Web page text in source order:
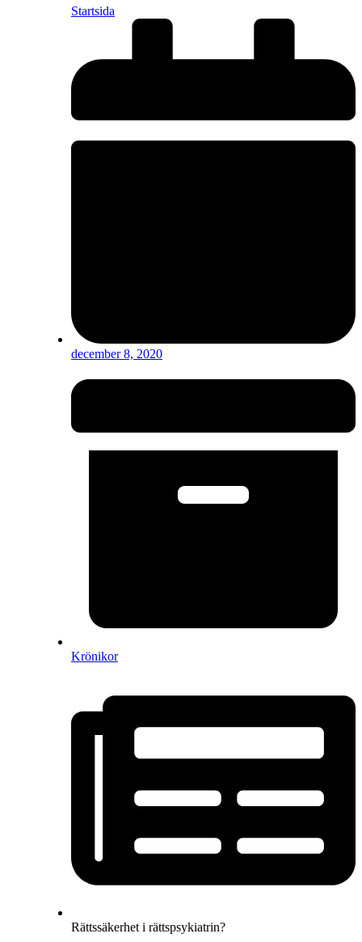
Startsida
december 8, 2020
Krönikor
Rättssäkerhet i rättspsykiatrin?